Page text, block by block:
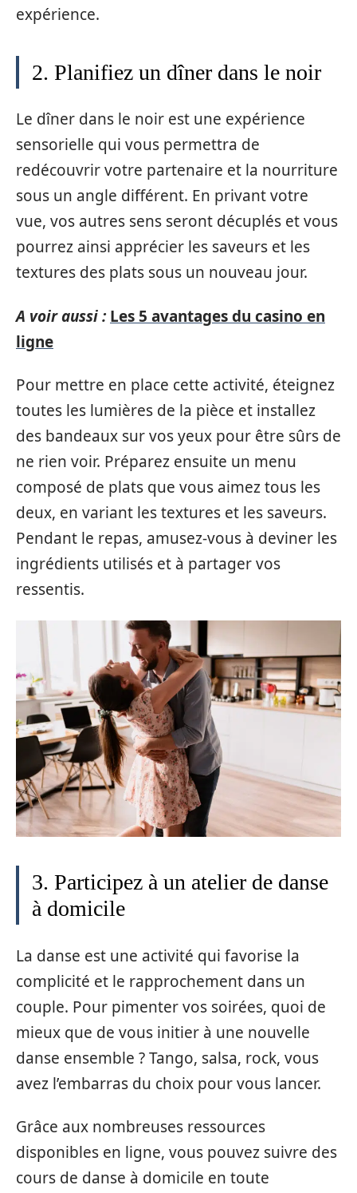
expérience.
2. Planifiez un dîner dans le noir
Le dîner dans le noir est une expérience
sensorielle qui vous permettra de
redécouvrir votre partenaire et la nourriture
sous un angle différent. En privant votre
vue, vos autres sens seront décuplés et vous
pourrez ainsi apprécier les saveurs et les
textures des plats sous un nouveau jour.
A voir aussi : Les 5 avantages du casino en
ligne
Pour mettre en place cette activité, éteignez
toutes les lumières de la pièce et installez
des bandeaux sur vos yeux pour être sûrs de
ne rien voir. Préparez ensuite un menu
composé de plats que vous aimez tous les
deux, en variant les textures et les saveurs.
Pendant le repas, amusez-vous à deviner les
ingrédients utilisés et à partager vos
ressentis.
3. Participez à un atelier de danse
à domicile
La danse est une activité qui favorise la
complicité et le rapprochement dans un
couple. Pour pimenter vos soirées, quoi de
mieux que de vous initier à une nouvelle
danse ensemble ? Tango, salsa, rock, vous
avez l’embarras du choix pour vous lancer.
Grâce aux nombreuses ressources
disponibles en ligne, vous pouvez suivre des
cours de danse à domicile en toute